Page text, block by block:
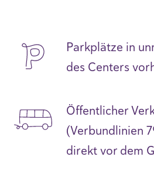
Parkplätze in
des Centers
Öffentlicher
(Verbundlinien
direkt vor dem